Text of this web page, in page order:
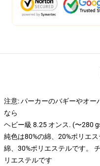
注意: パーカーのバギーやオー
なら
ヘビー級 8.25 オンス. (〜280
純色は80%の綿、20%ポリエ
綿、30%ポリエステルです。
リエステルです